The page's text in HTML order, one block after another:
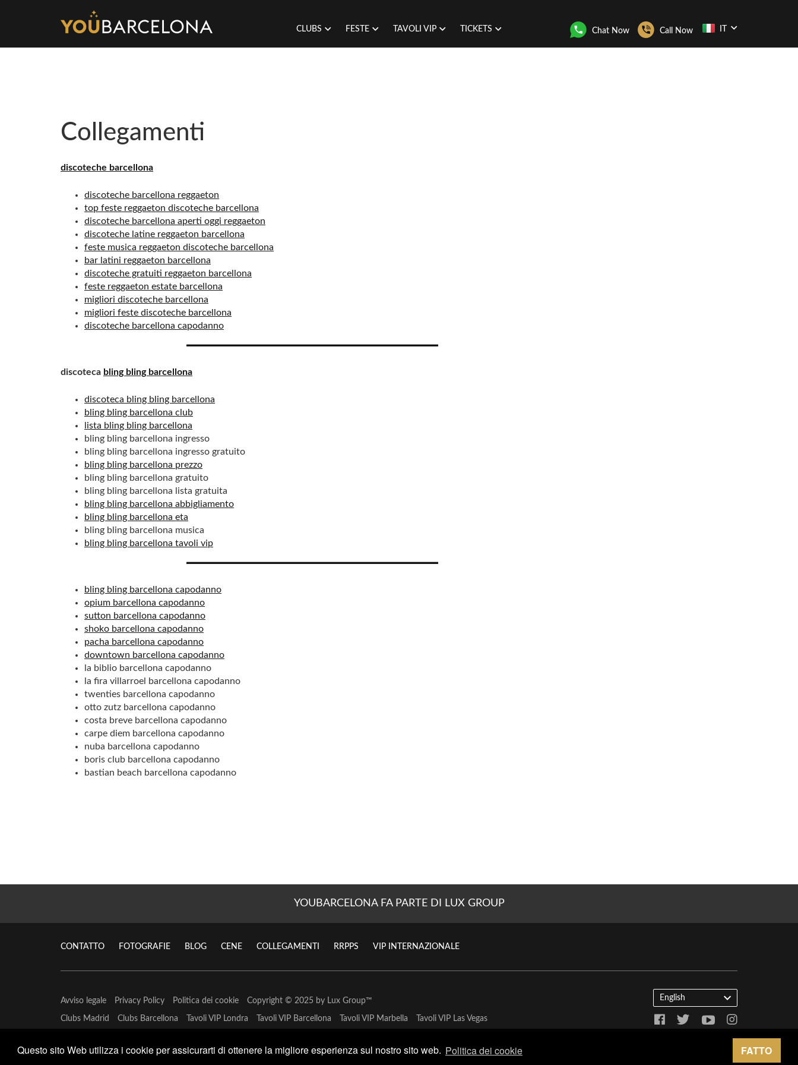
Questo sito Web utilizza i cookie per assicurarti di ottenere la migliore esperienza sul nostro sito web. Politica dei cookie FATTO
CLUBS FESTE TAVOLI VIP TICKETS Chat Now Call Now
Collegamenti
discoteche barcellona
discoteche barcellona reggaeton
top feste reggaeton discoteche barcellona
discoteche barcellona aperti oggi reggaeton
discoteche latine reggaeton barcellona
feste musica reggaeton discoteche barcellona
bar latini reggaeton barcellona
discoteche gratuiti reggaeton barcellona
feste reggaeton estate barcellona
migliori discoteche barcellona
migliori feste discoteche barcellona
discoteche barcellona capodanno
discoteca bling bling barcellona
discoteca bling bling barcellona
bling bling barcellona club
lista bling bling barcellona
bling bling barcellona ingresso
bling bling barcellona ingresso gratuito
bling bling barcellona prezzo
bling bling barcellona gratuito
bling bling barcellona lista gratuita
bling bling barcellona abbigliamento
bling bling barcellona eta
bling bling barcellona musica
bling bling barcellona tavoli vip
bling bling barcellona capodanno
opium barcellona capodanno
sutton barcellona capodanno
shoko barcellona capodanno
pacha barcellona capodanno
downtown barcellona capodanno
la biblio barcellona capodanno
la fira villarroel barcellona capodanno
twenties barcellona capodanno
otto zutz barcellona capodanno
costa breve barcellona capodanno
carpe diem barcellona capodanno
nuba barcellona capodanno
boris club barcellona capodanno
bastian beach barcellona capodanno
YOUBARCELONA FA PARTE DI LUX GROUP
CONTATTO FOTOGRAFIE BLOG CENE COLLEGAMENTI RRPPS VIP INTERNAZIONALE
Avviso legale Privacy Policy Politica dei cookie Copyright © 2025 by Lux Group™ English
Clubs Madrid Clubs Barcellona Tavoli VIP Londra Tavoli VIP Barcellona Tavoli VIP Marbella Tavoli VIP Las Vegas